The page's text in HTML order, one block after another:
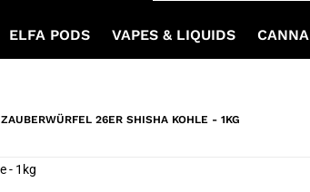
ELFA PODS VAPES & LIQUIDS
ZAUBERWÜRFEL 26ER SHISHA KOHLE - 1KG